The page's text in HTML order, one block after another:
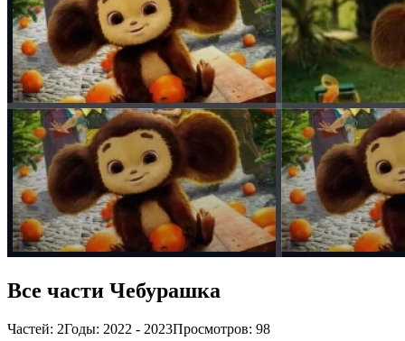
Все части Чебурашка
Частей: 2Годы: 2022 - 2023Просмотров: 98